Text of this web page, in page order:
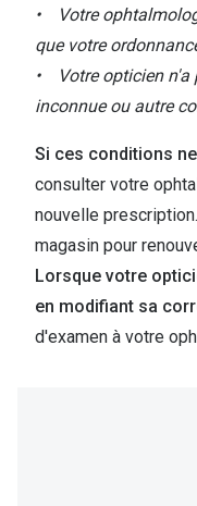
• Votre
que votre
• Votre opticien n'a
inconnue ou autre
Si ces conditions
consulter votre
nouvelle
magasin pour
Lorsque votre
en modifiant sa
d'examen à votre